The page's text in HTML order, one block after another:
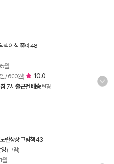
책이 참 좋아 48
월
/ 600원) 10.0
7시 출근전 배송 변경
노란상상 그림책 43
(그림)
월